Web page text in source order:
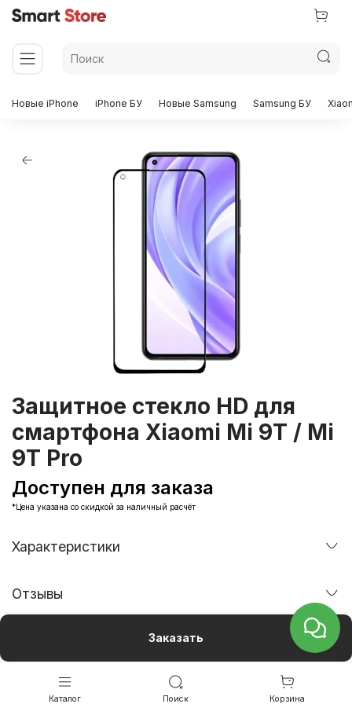
Новые iPhone iPhone БУ Новые Samsung Samsung БУ
Защитное стекло HD для
смартфона Xiaomi Mi 9T / Mi
9T Pro
Доступен для заказа
*Цена указана со скидкой за наличный расчёт
Заказать
Характеристики
Отзывы
Каталог Поиск Корзина